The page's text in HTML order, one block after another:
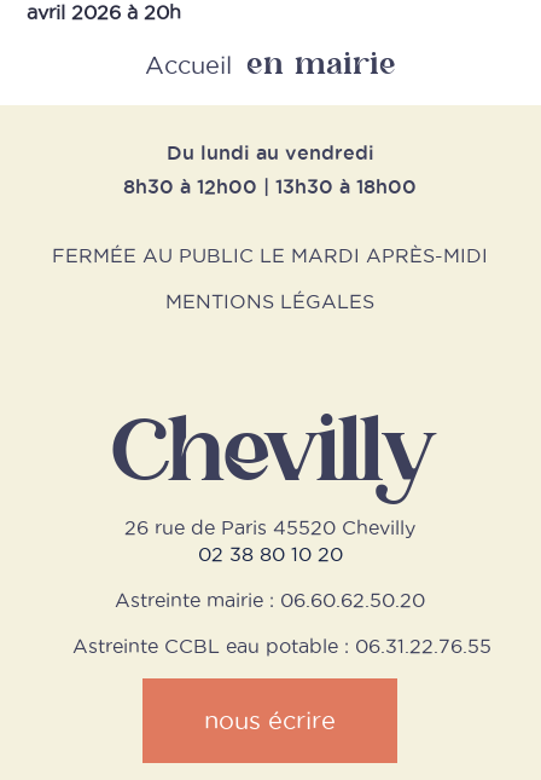
avril 2026 à 20h
Retour
Accueil en mairie
Du lundi au vendredi
8h30 à 12h00 | 13h30 à 18h00
FERMÉE AU PUBLIC LE MARDI APRÈS-MIDI
MENTIONS LÉGALES
Chevilly
26 rue de Paris 45520 Chevilly
02 38 80 10 20
Astreinte mairie : 06.60.62.50.20
Astreinte CCBL eau potable : 06.31.22.76.55
nous écrire